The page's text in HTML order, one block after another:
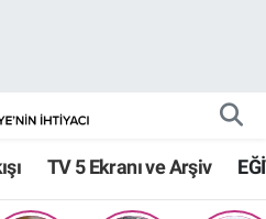
TV 5 Ekranı ve Arşiv